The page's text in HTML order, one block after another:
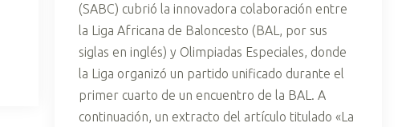
(SABC) cubrió la innovadora colaboración entre
la Liga Africana de Baloncesto (BAL, por sus
siglas en inglés) y Olimpiadas Especiales, donde
la Liga organizó un partido unificado durante el
primer cuarto de un encuentro de la BAL. A
continuación, un extracto del artículo titulado «La